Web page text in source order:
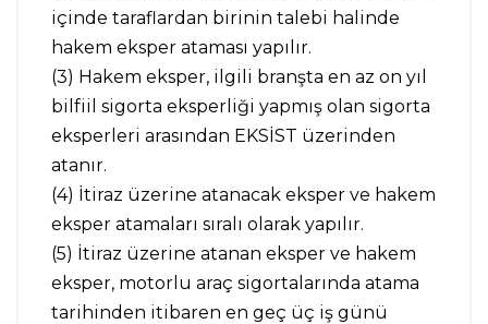
içinde taraflardan birinin talebi halinde
hakem eksper ataması yapılır.
(3) Hakem eksper, ilgili branşta en az on yıl
bilfiil sigorta eksperliği yapmış olan sigorta
eksperleri arasından EKSİST üzerinden
atanır.
(4) İtiraz üzerine atanacak eksper ve hakem
eksper atamaları sıralı olarak yapılır.
(5) İtiraz üzerine atanan eksper ve hakem
eksper, motorlu araç sigortalarında atama
tarihinden itibaren en geç üç iş günü